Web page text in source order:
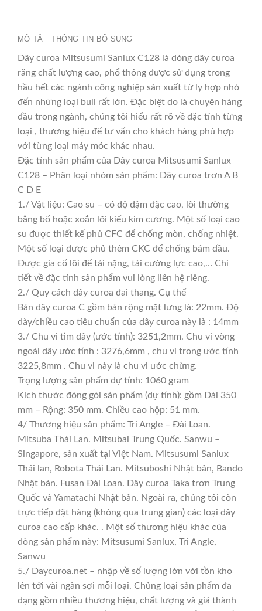
MÔ TẢ THÔNG TIN BỔ SUNG
Dây curoa Mitsusumi Sanlux C128 là dòng dây curoa
răng chất lượng cao, phổ thông được sử dụng trong
hầu hết các ngành công nghiệp sản xuất từ ly hợp nhỏ
đến những loại buli rất lớn. Đặc biệt do là chuyên hàng
đầu trong ngành, chúng tôi hiểu rất rõ về đặc tính từng
loại , thương hiệu để tư vấn cho khách hàng phù hợp
với từng loại máy móc khác nhau.
Đặc tính sản phẩm của Dây curoa Mitsusumi Sanlux
C128 – Phân loại nhóm sản phẩm: Dây curoa trơn A B
C D E
1./ Vật liệu: Cao su – có độ đậm đặc cao, lõi thường
bằng bố hoặc xoắn lõi kiểu kim cương. Một số loại cao
su được thiết kế phủ CFC để chống mòn, chống nhiệt.
Một số loại được phủ thêm CKC để chống bám dầu.
Được gia cố lõi để tải nặng, tải cường lực cao,… Chi
tiết về đặc tính sản phẩm vui lòng liên hệ riêng.
2./ Quy cách dây curoa đai thang. Cụ thể
Bản dây curoa C gồm bản rộng mặt lưng là: 22mm. Độ
dày/chiều cao tiêu chuẩn của dây curoa này là : 14mm
3./ Chu vi tim dây (ước tính): 3251,2mm. Chu vi vòng
ngoài dây ước tính : 3276,6mm , chu vi trong ước tính
3225,8mm . Chu vi này là chu vi ước chừng.
Trọng lượng sản phẩm dự tính: 1060 gram
Kích thước đóng gói sản phẩm (dự tính): gồm Dài 350
mm – Rộng: 350 mm. Chiều cao hộp: 51 mm.
4/ Thương hiệu sản phẩm: Tri Angle – Đài Loan.
Mitsuba Thái Lan. Mitsubai Trung Quốc. Sanwu –
Singapore, sản xuất tại Việt Nam. Mitsusumi Sanlux
Thái lan, Robota Thái Lan. Mitsuboshi Nhật bản, Bando
Nhật bản. Fusan Đài Loan. Dây curoa Taka trơn Trung
Quốc và Yamatachi Nhật bản. Ngoài ra, chúng tôi còn
trực tiếp đặt hàng (không qua trung gian) các loại dây
curoa cao cấp khác. . Một số thương hiệu khác của
dòng sản phẩm này: Mitsusumi Sanlux, Tri Angle,
Sanwu
5./ Daycuroa.net – nhập về số lượng lớn với tồn kho
lên tới vài ngàn sợi mỗi loại. Chủng loại sản phẩm đa
dạng gồm nhiều thương hiệu, chất lượng và giá thành